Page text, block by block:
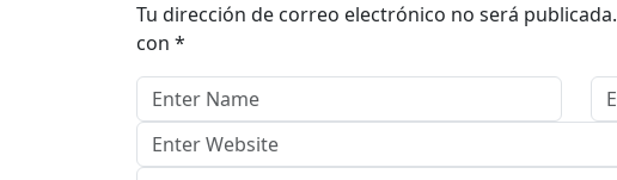
Tu dirección de correo electrónico no será publicada.
con *